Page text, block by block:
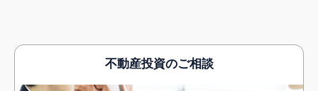
不動産投資のご相談